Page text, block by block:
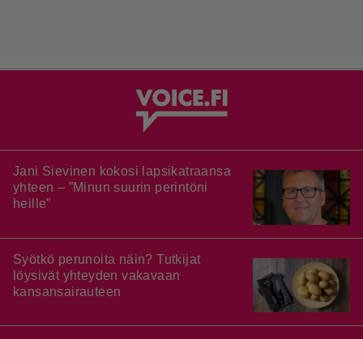
Jani Sievinen kokosi lapsikatraansa
yhteen – ”Minun suurin perintöni
heille”
Syötkö perunoita näin? Tutkijat
löysivät yhteyden vakavaan
kansansairauteen